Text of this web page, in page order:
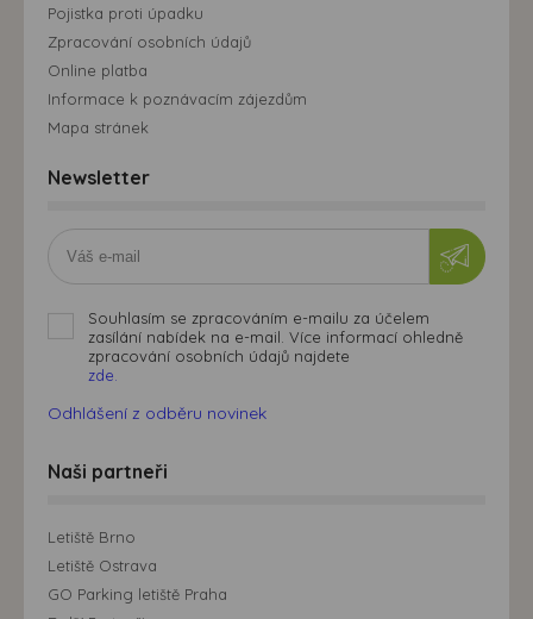
Pojistka proti úpadku
Zpracování osobních údajů
Online platba
Informace k poznávacím zájezdům
Mapa stránek
Newsletter
Souhlasím se zpracováním e-mailu za účelem
zasílání nabídek na e-mail. Více informací ohledně
zpracování osobních údajů najdete
zde.
Odhlášení z odběru novinek
Naši partneři
Letiště Brno
Letiště Ostrava
GO Parking letiště Praha